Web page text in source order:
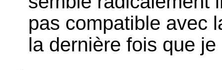
pas compatible avec
la dernière fois que je